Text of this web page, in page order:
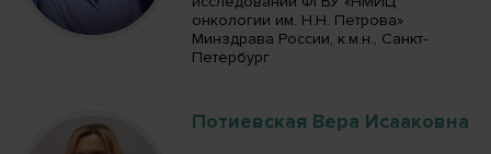
онкологии им. Н.Н. Петрова»
Минздрава России, к.м.н., Санкт-
Петербург
Потиевская Вера Исааковна